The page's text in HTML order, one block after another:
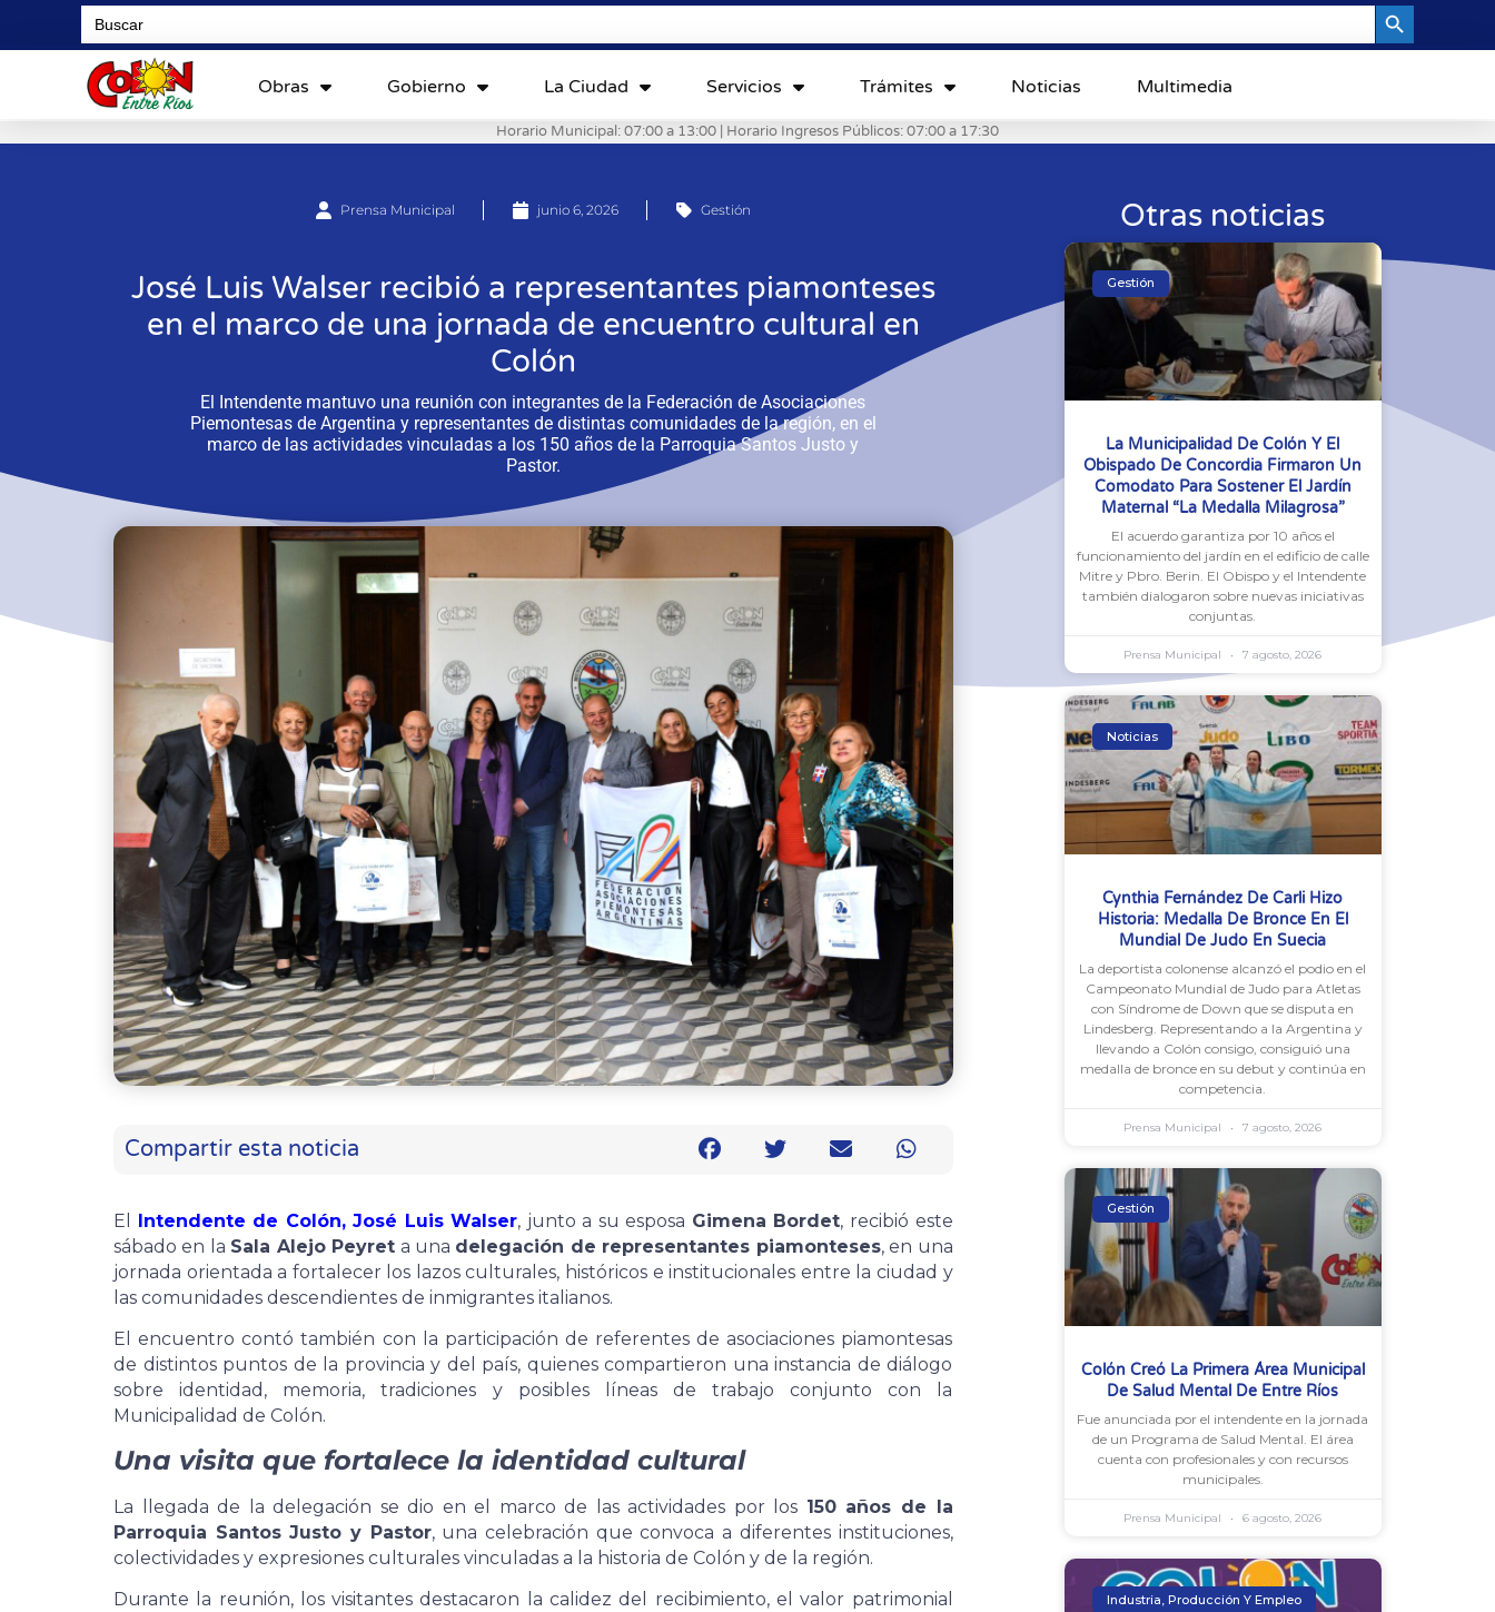
Search
for:
Obras Gobierno La Ciudad Servicios Trámites Noticias Multimedia
Horario Municipal: 07:00 a 13:00 | Horario Ingresos Públicos: 07:00 a 17:30
Prensa Municipal junio 6, 2026 Gestión
José Luis Walser recibió a representantes piamonteses
en el marco de una jornada de encuentro cultural en
Colón
El Intendente mantuvo una reunión con integrantes de la Federación de Asociaciones
Piemontesas de Argentina y representantes de distintas comunidades de la región, en el
marco de las actividades vinculadas a los 150 años de la Parroquia Santos Justo y
Pastor.
Compartir esta noticia
El Intendente de Colón, José Luis Walser, junto a su esposa Gimena Bordet, recibió este
sábado en la Sala Alejo Peyret a una delegación de representantes piamonteses, en una
jornada orientada a fortalecer los lazos culturales, históricos e institucionales entre la ciudad y
las comunidades descendientes de inmigrantes italianos.
El encuentro contó también con la participación de referentes de asociaciones piamontesas
de distintos puntos de la provincia y del país, quienes compartieron una instancia de diálogo
sobre identidad, memoria, tradiciones y posibles líneas de trabajo conjunto con la
Municipalidad de Colón.
Una visita que fortalece la identidad cultural
La llegada de la delegación se dio en el marco de las actividades por los 150 años de la
Parroquia Santos Justo y Pastor, una celebración que convoca a diferentes instituciones,
colectividades y expresiones culturales vinculadas a la historia de Colón y de la región.
Durante la reunión, los visitantes destacaron la calidez del recibimiento, el valor patrimonial
Otras noticias
Gestión
La Municipalidad De Colón Y El
Obispado De Concordia Firmaron Un
Comodato Para Sostener El Jardín
Maternal “La Medalla Milagrosa”
El acuerdo garantiza por 10 años el
funcionamiento del jardín en el edificio de calle
Mitre y Pbro. Berin. El Obispo y el Intendente
también dialogaron sobre nuevas iniciativas
conjuntas.
Prensa Municipal 7 agosto, 2026
Noticias
Cynthia Fernández De Carli Hizo
Historia: Medalla De Bronce En El
Mundial De Judo En Suecia
La deportista colonense alcanzó el podio en el
Campeonato Mundial de Judo para Atletas
con Síndrome de Down que se disputa en
Lindesberg. Representando a la Argentina y
llevando a Colón consigo, consiguió una
medalla de bronce en su debut y continúa en
competencia.
Prensa Municipal 7 agosto, 2026
Gestión
Colón Creó La Primera Área Municipal
De Salud Mental De Entre Ríos
Fue anunciada por el intendente en la jornada
de un Programa de Salud Mental. El área
cuenta con profesionales y con recursos
municipales.
Prensa Municipal 6 agosto, 2026
Industria, Producción Y Empleo